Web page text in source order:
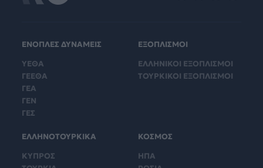
ΕΝΟΠΛΕΣ ΔΥΝΑΜΕΙΣ
ΥΕΘΑ
ΓΕΕΘΑ
ΓΕΑ
ΓΕΝ
ΓΕΣ
ΕΞΟΠΛΙΣΜΟΙ
ΕΛΛΗΝΙΚΟΙ ΕΞΟΠΛΙΣΜΟΙ
ΤΟΥΡΚΙΚΟΙ ΕΞΟΠΛΙΣΜΟΙ
ΕΛΛΗΝΟΤΟΥΡΚΙΚΑ
ΚΥΠΡΟΣ
ΚΟΣΜΟΣ
ΗΠΑ